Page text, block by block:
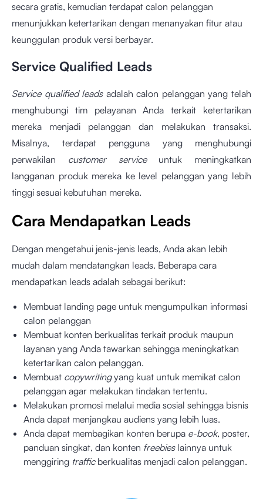
secara gratis, kemudian terdapat calon pelanggan
menunjukkan ketertarikan dengan menanyakan fitur atau
keunggulan produk versi berbayar.
Service Qualified Leads
Service qualified leadsadalah calon pelanggan yang telah
menghubungi tim pelayanan Anda terkait ketertarikan
mereka menjadi pelanggan dan melakukan transaksi.
Misalnya, terdapat pengguna yang menghubungi
perwakilan customer service untuk meningkatkan
langganan produk mereka ke level pelanggan yang lebih
tinggi sesuai kebutuhan mereka.
Cara Mendapatkan Leads
Dengan mengetahui jenis-jenis leads, Anda akan lebih
mudah dalam mendatangkan leads. Beberapa cara
mendapatkan leads adalah sebagai berikut:
Membuat landing page untuk mengumpulkan informasi
calon pelanggan
Membuat konten berkualitas terkait produk maupun
layanan yang Anda tawarkan sehingga meningkatkan
ketertarikan calon pelanggan.
Membuat copywritingyang kuat untuk memikat calon
pelanggan agar melakukan tindakan tertentu.
Melakukan promosi melalui media sosial sehingga bisnis
Anda dapat menjangkau audiens yang lebih luas.
Anda dapat membagikan konten berupa e-book, poster,
panduan singkat, dan konten freebieslainnya untuk
menggiring trafficberkualitas menjadi calon pelanggan.